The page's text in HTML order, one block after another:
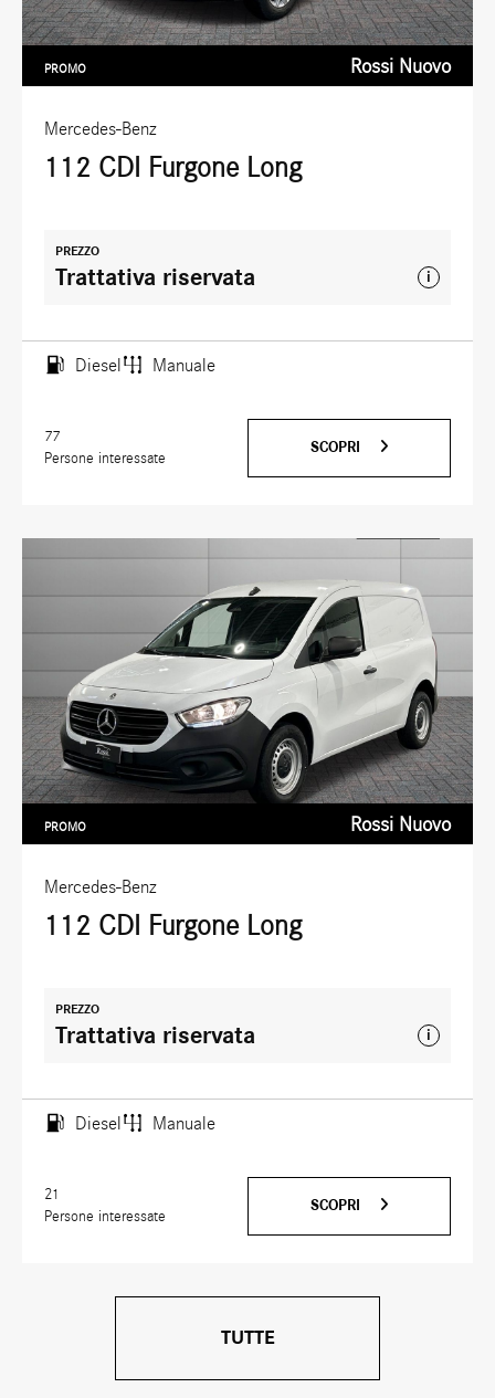
Mercedes-Benz
112 CDI Furgone Long
PROMO Rossi Nuovo
PREZZO
Trattativa riservata i
Diesel Manuale
77
Persone interessate
SCOPRI
Mercedes-Benz
112 CDI Furgone Long
PROMO Rossi Nuovo
PREZZO
Trattativa riservata i
Diesel Manuale
21
Persone interessate
SCOPRI
TUTTE